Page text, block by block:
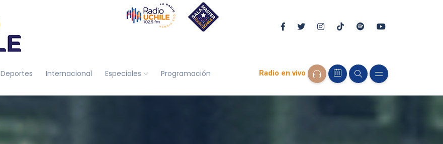
Deportes Internacional Especiales Programación Radio en vivo